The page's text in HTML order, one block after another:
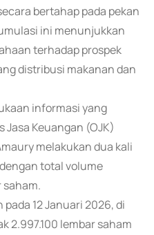
bertahap pada pekan
ini menunjukkan
terhadap prospek
distribusi makanan dan
informasi yang
Keuangan (OJK)
melakukan dua kali
total volume
12 Januari 2026, di
2.997.100 lembar saham